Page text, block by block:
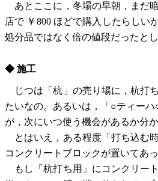
あとここに，冬場の早朝，まだ
店で ￥800 ほどで購入したらしい
処分品ではなく倍の値段だったとし
◆ 施工
じつは「杭」の売り場に，杭打
たいなの。あるいは，「○ティー
が，次にいつ使う機会があるか分
とはいえ，ある程度「打ち込む
コンクリートブロックが置いてあ
もし「杭打ち用」にコンクリー